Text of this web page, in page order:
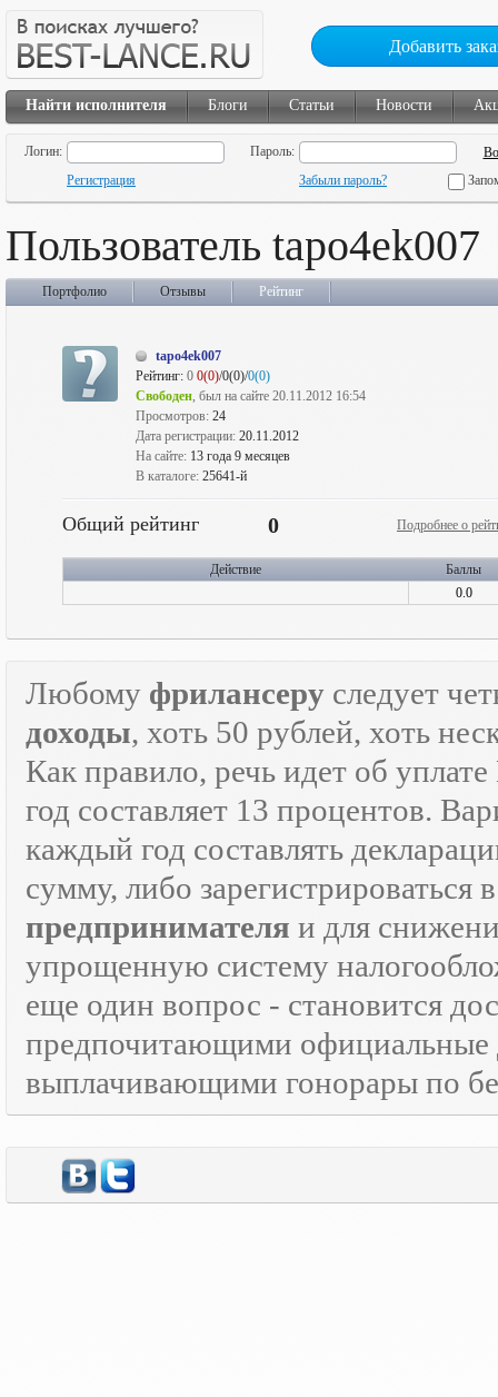
Добавить
Найти исполнителя Блоги Статьи Новости
Логин:
Пароль:
Регистрация
Забыли пароль?
Пользователь tapo4ek007
Портфолио Отзывы Рейтинг
tapo4ek007
Рейтинг: 0 0(0)/0(0)/0(0)
Свободен, был на сайте 20.11.2012 16:54
Просмотров: 24
Дата регистрации: 20.11.2012
На сайте: 13 года 9 месяцев
В каталоге: 25641-й
Общий рейтинг 0 Подробнее о
Действие
Баллы
0.0
Любому фрилансеру следует
доходы, хоть 50 рублей, хоть
Как правило, речь идет об
год составляет 13 процентов.
каждый год составлять
сумму, либо зарегистрироваться
предпринимателя и для
упрощенную систему
еще один вопрос - становится
предпочитающими официальные
выплачивающими гонорары по